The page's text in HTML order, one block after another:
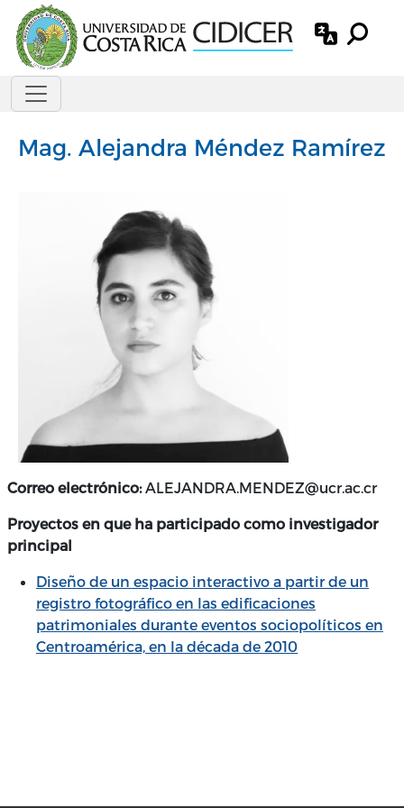
Pasar al contenido principal
Mag. Alejandra Méndez Ramírez
Correo electrónico: ALEJANDRA.MENDEZ@ucr.ac.cr
Proyectos en que ha participado como investigador
principal
Diseño de un espacio interactivo a partir de un
registro fotográfico en las edificaciones
patrimoniales durante eventos sociopolíticos en
Centroamérica, en la década de 2010